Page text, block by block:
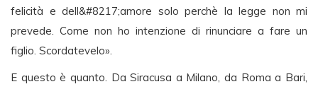
felicità e dell&#8217;amore solo perchè la legge non mi
prevede. Come non ho intenzione di rinunciare a fare un
figlio. Scordatevelo».
E questo è quanto. Da Siracusa a Milano, da Roma a Bari,